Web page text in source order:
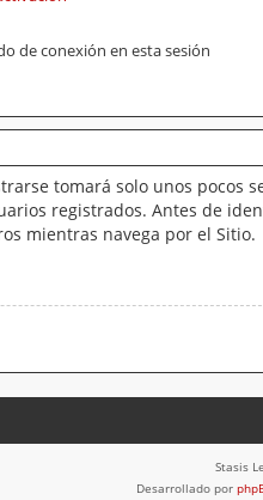
de conexión en esta sesión
tomará solo unos
registrados. Antes de
mientras navega por el Sitio.
Stasis
Desarrollado por